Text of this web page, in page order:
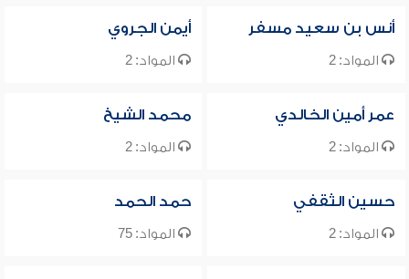
أنس بن سعيد مسفر
المواد: 2
أيمن الجروي
المواد: 2
عمر أمين الخالدي
المواد: 2
محمد الشيخ
المواد: 2
حسين الثقفي
المواد: 2
حمد الحمد
المواد: 75